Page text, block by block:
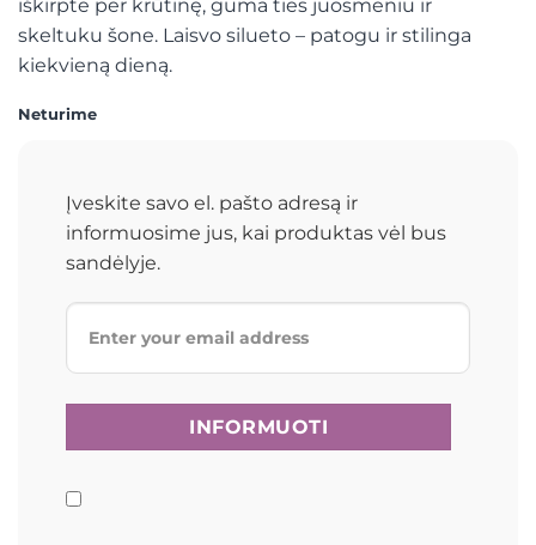
€32,00.€25,00.
iškirpte per krūtinę, guma ties juosmeniu ir
skeltuku šone. Laisvo silueto – patogu ir stilinga
kiekvieną dieną.
Neturime
Įveskite savo el. pašto adresą ir
informuosime jus, kai produktas vėl bus
sandėlyje.